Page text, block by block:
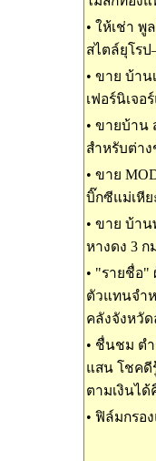
• ให้เช่า พู
สไตล์ยุโร
• ขาย บ้าน
เฟอร์นิเจอ
• ขายบ้าน
สำหรับต่าง
• ขาย
บิ๊กซีแม่เหีย
• ขาย บ้าน
หางดง 3 ก
• "รายชื่อ"
ตัวแทนจำ
คลังจังหวัด
• ชื่นชม ตำ
แสน โชคดี
ตามเงินได้
• ฟิล์มกรอง